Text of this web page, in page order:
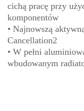
cichą pracę przy
komponentów
• Najnowszą
Cancellation2
• W pełni
wbudowanym